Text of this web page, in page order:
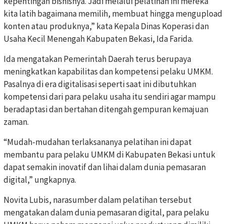
kita latih bagaimana memilih, membuat hingga mengupload
konten atau produknya,” kata Kepala Dinas Koperasi dan
Usaha Kecil Menengah Kabupaten Bekasi, Ida Farida.
Ida mengatakan Pemerintah Daerah terus berupaya
meningkatkan kapabilitas dan kompetensi pelaku UMKM.
Pasalnya di era digitalisasi seperti saat ini dibutuhkan
kompetensi dari para pelaku usaha itu sendiri agar mampu
beradaptasi dan bertahan ditengah gempuran kemajuan
zaman.
“Mudah-mudahan terlaksananya pelatihan ini dapat
membantu para pelaku UMKM di Kabupaten Bekasi untuk
dapat semakin inovatif dan lihai dalam dunia pemasaran
digital,” ungkapnya.
Novita Lubis, narasumber dalam pelatihan tersebut
mengatakan dalam dunia pemasaran digital, para pelaku